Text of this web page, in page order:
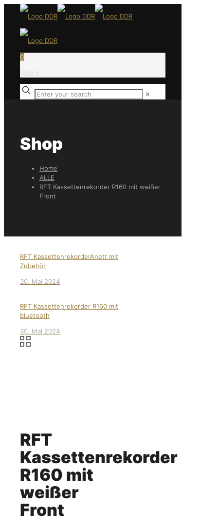
0
0,00 €
✕
Shop
Home
ALLE
RFT Kassettenrekorder R160 mit weißer
Front
RFT KassettenrekorderAnett mit
Zubehör
30. Mai 2024
RFT Kassettenrekorder R160 mit
bluetooth
30. Mai 2024
RFT
Kassettenrekorder
R160 mit
weißer
Front